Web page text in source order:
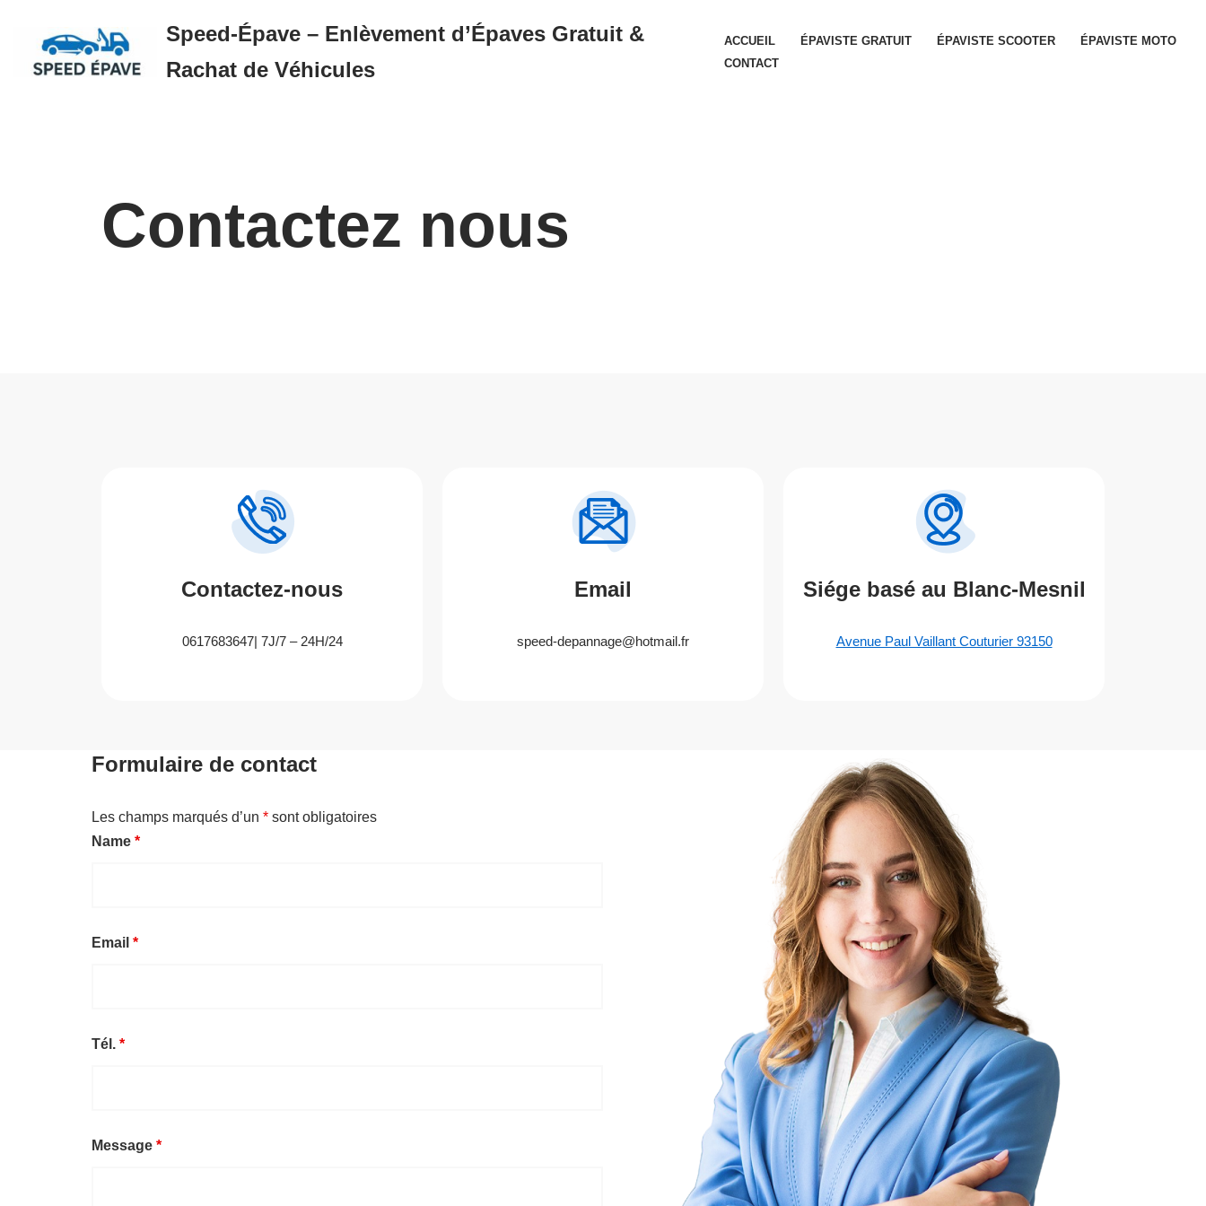
Aller
Speed-Épave – Enlèvement d’Épaves Gratuit &
Rachat de Véhicules
ACCUEIL ÉPAVISTE GRATUIT ÉPAVISTE SCOOTER
ÉPAVISTE MOTO
CONTACT
Contactez nous
Contactez-nous
0617683647| 7J/7 – 24H/24
Email
speed-depannage@hotmail.fr
Siége basé au Blanc-Mesnil
Avenue Paul Vaillant Couturier 93150
Formulaire de contact
Les champs marqués d’un * sont obligatoires
Name *
Email *
Tél. *
Message *